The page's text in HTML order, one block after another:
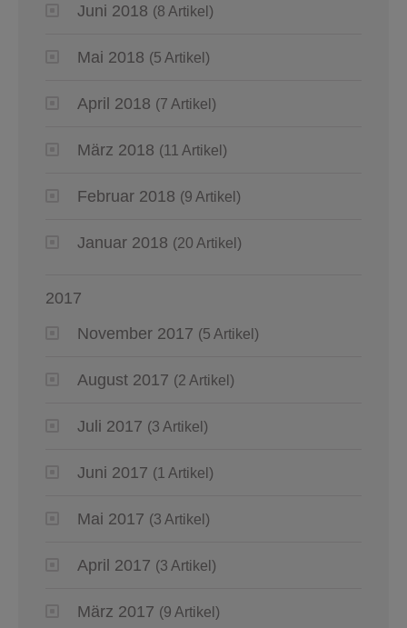
Juni 2018 (8 Artikel)
Mai 2018 (5 Artikel)
April 2018 (7 Artikel)
März 2018 (11 Artikel)
Februar 2018 (9 Artikel)
Januar 2018 (20 Artikel)
2017
November 2017 (5 Artikel)
August 2017 (2 Artikel)
Juli 2017 (3 Artikel)
Juni 2017 (1 Artikel)
Mai 2017 (3 Artikel)
April 2017 (3 Artikel)
März 2017 (9 Artikel)